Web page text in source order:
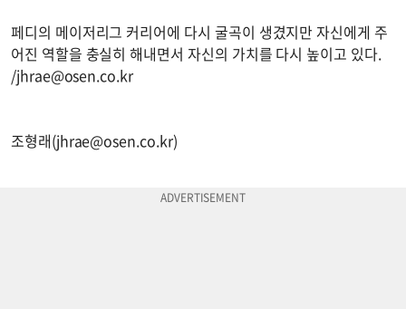
페디의 메이저리그 커리어에 다시 굴곡이 생겼지만 자신에게 주
어진 역할을 충실히 해내면서 자신의 가치를 다시 높이고 있다.
/jhrae@osen.co.kr
조형래(jhrae@osen.co.kr)